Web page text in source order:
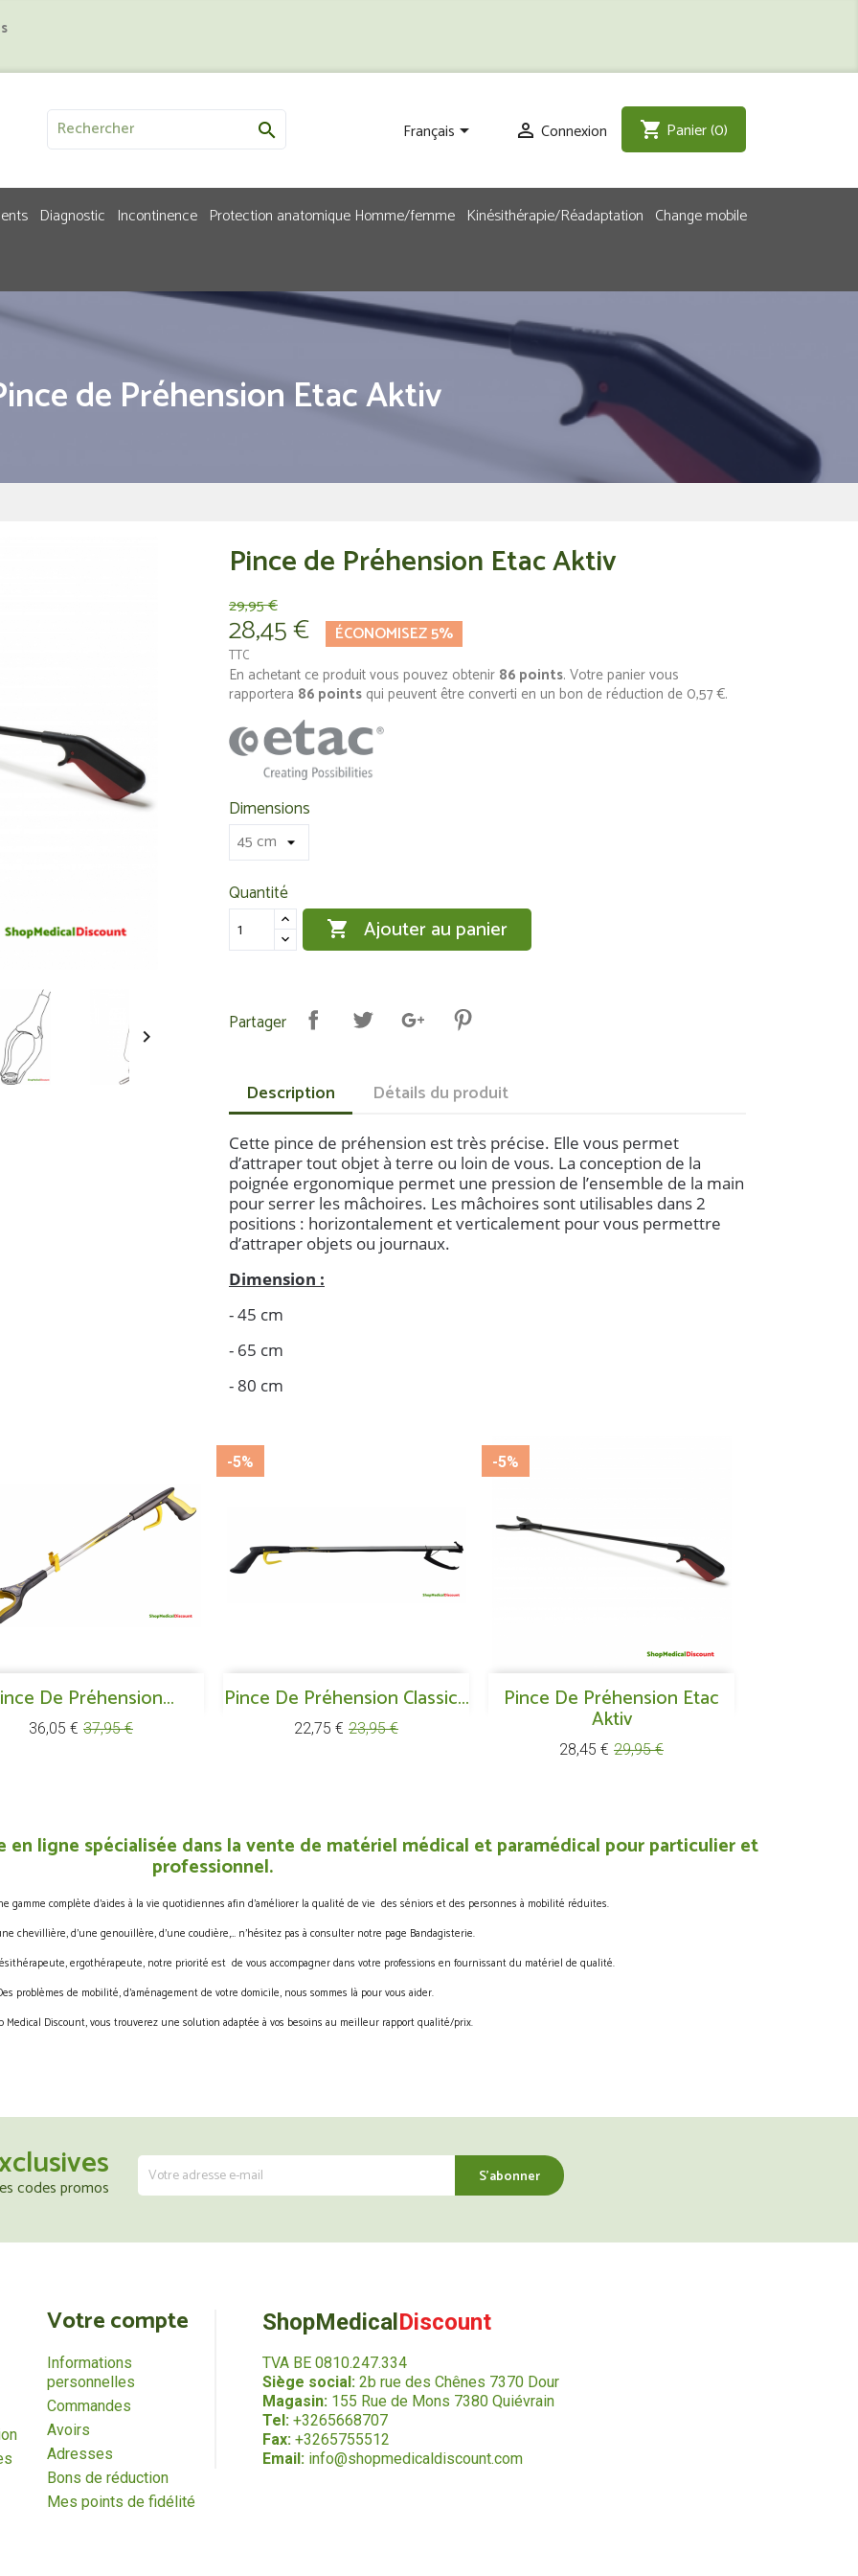
 Français  Connexion shopping_cart Panier(0)
Diagnostic Incontinence Protection anatomique Homme/femme Kinésithérapie/Réadaptation Change mobile
de Préhension Etac Aktiv

Pince de Préhension Etac Aktiv
29,95 €
28,45 € ÉCONOMISEZ 5%
TTC
En achetant ce produit vous pouvez obtenir 86 points. Votre panier vous
rapportera 86 points qui peuvent être converti en un bon de réduction de 0,57 €.
Dimensions
Quantité
 Ajouter au panier
Partager
Description Détails du produit
Cette pince de préhension est très précise. Elle vous permet
d’attraper tout objet à terre ou loin de vous. La conception de la
poignée ergonomique permet une pression de l’ensemble de la main
pour serrer les mâchoires. Les mâchoires sont utilisables dans 2
positions : horizontalement et verticalement pour vous permettre
d’attraper objets ou journaux.
Dimension :
- 45 cm
- 65 cm
- 80 cm
De Préhension...
Prix
36,05 € Prix
37,95 €
Aperçu rapide Pince De Préhension Classic...
Prix
22,75 € Prix
23,95 €
-5%
Aperçu rapide Pince De Préhension Etac
Aktiv
Prix
28,45 € Prix
29,95 €
-5%
 Aperçu rapide
ligne spécialisée dans la vente de matériel médical et paramédical pour particulier et
professionnel.
gamme complète d’aides à la vie quotidiennes afin d’améliorer la qualité de vie des séniors et des personnes à mobilité réduites.
chevillière, d’une genouillère, d’une coudière,… n’hésitez pas à consulter notre page Bandagisterie.
ergothérapeute, notre priorité est de vous accompagner dans votre professions en fournissant du matériel de qualité.
problèmes de mobilité, d’aménagement de votre domicile, nous sommes là pour vous aider.
Medical Discount, vous trouverez une solution adaptée à vos besoins au meilleur rapport qualité/prix.
codes promos
Votre compte
Informations
personnelles
Commandes
Avoirs
Adresses
Bons de réduction
Mes points de fidélité
ShopMedical Discount
TVA BE 0810.247.334
Siège social:2b rue des Chênes 7370 Dour
Magasin:155 Rue de Mons 7380 Quiévrain
Tel: +3265668707
Fax: +3265755512
Email: info@shopmedicaldiscount.com